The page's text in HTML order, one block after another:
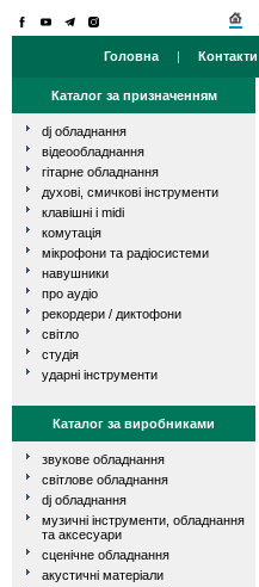
Головна | Контакти
Каталог за призначенням
dj обладнання
відеообладнання
гітарне обладнання
духові, смичкові інструменти
клавішні і midi
комутація
мікрофони та радіосистеми
навушники
про аудіо
рекордери / диктофони
світло
студія
ударні інструменти
Каталог за виробниками
звукове обладнання
світлове обладнання
dj обладнання
музичні інструменти, обладнання
та аксесуари
сценічне обладнання
акустичні матеріали